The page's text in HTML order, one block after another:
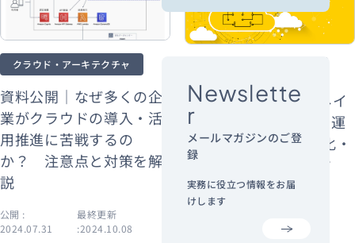
クラウド・アーキテクチャ
資料公開｜なぜ多くの企
業がクラウドの導入・活
用推進に苦戦するの
か？ 注意点と対策を解
説
公開 :
2024.07.31
最終更新
:2024.10.08
資料公開｜クラウドネイ
ティブ時代のシステム運
用・監視とは？ 自動化・
効率化のベストプラク
ティスを紹介
:2024.04.08
Newslette
r
メールマガジンのご登
録
実務に役立つ情報をお届
けします